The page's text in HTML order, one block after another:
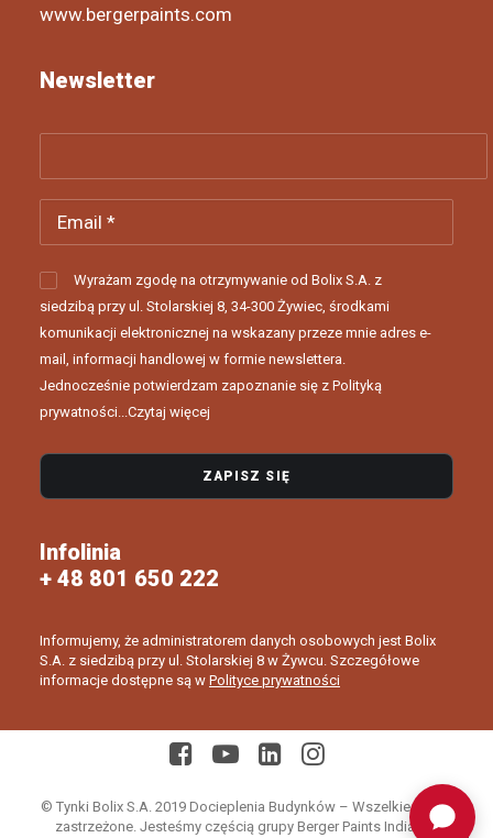
www.bergerpaints.com
Newsletter
Wyrażam zgodę na otrzymywanie od Bolix S.A. z
siedzibą przy ul. Stolarskiej 8, 34-300 Żywiec, środkami
komunikacji elektronicznej na wskazany przeze mnie adres e-
mail, informacji handlowej w formie newslettera.
Jednocześnie potwierdzam zapoznanie się z Polityką
prywatności...Czytaj więcej
Infolinia
+ 48 801 650 222
Informujemy, że administratorem danych osobowych jest Bolix
S.A. z siedzibą przy ul. Stolarskiej 8 w Żywcu. Szczegółowe
informacje dostępne są w Polityce prywatności
© Tynki Bolix S.A. 2019 Docieplenia Budynków – Wszelkie prawa
zastrzeżone. Jesteśmy częścią grupy Berger Paints India Ltd